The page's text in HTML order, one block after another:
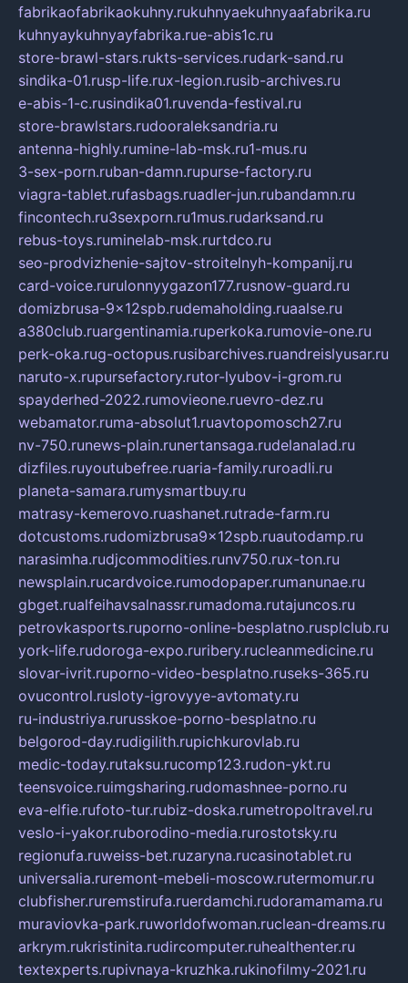
fabrikaofabrikaokuhny.rukuhnyaekuhnyaafabrika.ru
kuhnyaykuhnyayfabrika.rue-abis1c.ru
store-brawl-stars.rukts-services.rudark-sand.ru
sindika-01.rusp-life.rux-legion.rusib-archives.ru
e-abis-1-c.rusindika01.ruvenda-festival.ru
store-brawlstars.rudooraleksandria.ru
antenna-highly.rumine-lab-msk.ru1-mus.ru
3-sex-porn.ruban-damn.rupurse-factory.ru
viagra-tablet.rufasbags.ruadler-jun.rubandamn.ru
fincontech.ru3sexporn.ru1mus.rudarksand.ru
rebus-toys.ruminelab-msk.rurtdco.ru
seo-prodvizhenie-sajtov-stroitelnyh-kompanij.ru
card-voice.rurulonnyygazon177.rusnow-guard.ru
domizbrusa-9x12spb.rudemaholding.ruaalse.ru
a380club.ruargentinamia.ruperkoka.rumovie-one.ru
perk-oka.rug-octopus.rusibarchives.ruandreislyusar.ru
naruto-x.rupursefactory.rutor-lyubov-i-grom.ru
spayderhed-2022.rumovieone.ruevro-dez.ru
webamator.ruma-absolut1.ruavtopomosch27.ru
nv-750.runews-plain.runertansaga.rudelanalad.ru
dizfiles.ruyoutubefree.ruaria-family.ruroadli.ru
planeta-samara.rumysmartbuy.ru
matrasy-kemerovo.ruashanet.rutrade-farm.ru
dotcustoms.rudomizbrusa9x12spb.ruautodamp.ru
narasimha.rudjcommodities.runv750.rux-ton.ru
newsplain.rucardvoice.rumodopaper.rumanunae.ru
gbget.rualfeihavsalnassr.rumadoma.rutajuncos.ru
petrovkasports.ruporno-online-besplatno.rusplclub.ru
york-life.rudoroga-expo.ruribery.rucleanmedicine.ru
slovar-ivrit.ruporno-video-besplatno.ruseks-365.ru
ovucontrol.rusloty-igrovyye-avtomaty.ru
ru-industriya.rurusskoe-porno-besplatno.ru
belgorod-day.rudigilith.rupichkurovlab.ru
medic-today.rutaksu.rucomp123.rudon-ykt.ru
teensvoice.ruimgsharing.rudomashnee-porno.ru
eva-elfie.rufoto-tur.rubiz-doska.rumetropoltravel.ru
veslo-i-yakor.ruborodino-media.rurostotsky.ru
regionufa.ruweiss-bet.ruzaryna.rucasinotablet.ru
universalia.ruremont-mebeli-moscow.rutermomur.ru
clubfisher.ruremstirufa.ruerdamchi.rudoramamama.ru
muraviovka-park.ruworldofwoman.ruclean-dreams.ru
arkrym.rukristinita.rudircomputer.ruhealthenter.ru
textexperts.rupivnaya-kruzhka.rukinofilmy-2021.ru